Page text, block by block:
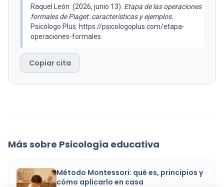
Raquel León. (2026, junio 13). Etapa de las operaciones
formales de Piaget: características y ejemplos.
Psicólogo Plus. https://psicologoplus.com/etapa-
operaciones-formales
Copiar cita
Más sobre Psicología educativa
Método Montessori: qué es, principios y
cómo aplicarlo en casa